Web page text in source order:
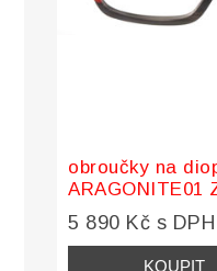
obroučky na
ARAGONITE01
5 890 Kč s DPH